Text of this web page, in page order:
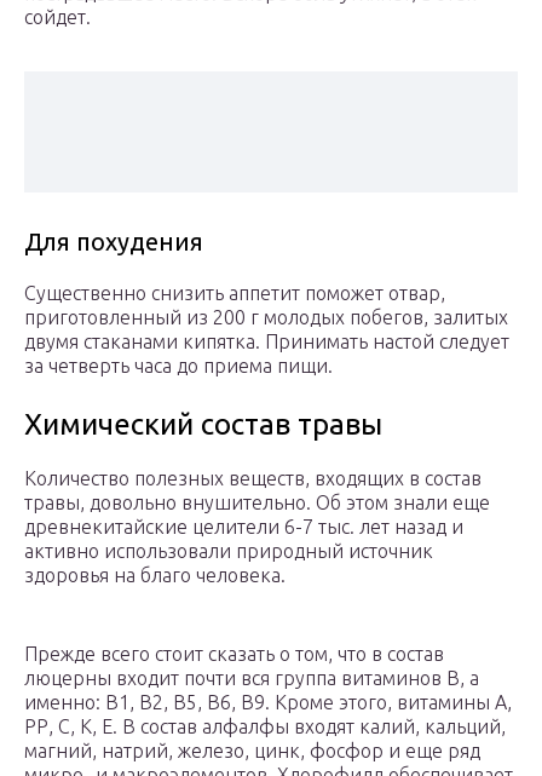
сойдет.
Для похудения
Существенно снизить аппетит поможет отвар,
приготовленный из 200 г молодых побегов, залитых
двумя стаканами кипятка. Принимать настой следует
за четверть часа до приема пищи.
Химический состав травы
Количество полезных веществ, входящих в состав
травы, довольно внушительно. Об этом знали еще
древнекитайские целители 6-7 тыс. лет назад и
активно использовали природный источник
здоровья на благо человека.
Прежде всего стоит сказать о том, что в состав
люцерны входит почти вся группа витаминов В, а
именно: В1, В2, В5, В6, В9. Кроме этого, витамины А,
РР, С, К, Е. В состав алфалфы входят калий, кальций,
магний, натрий, железо, цинк, фосфор и еще ряд